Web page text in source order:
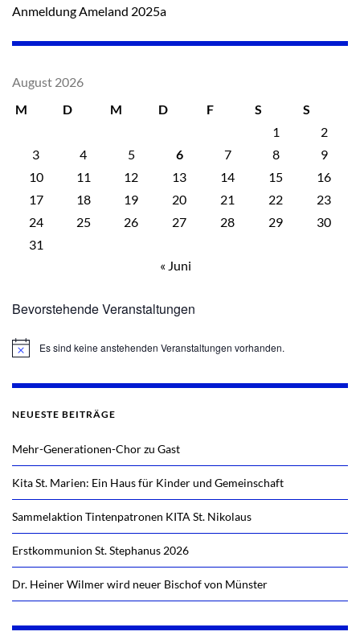
Anmeldung Ameland 2025a
August 2026
M
D M D F S
S
1
2
3
4 5 6 7 8
9
10
11 12 13 14 15
16
17
18 19 20 21 22
23
24
25 26 27 28 29
30
31
« Juni
Bevorstehende Veranstaltungen
HinweisEs sind keine anstehenden Veranstaltungen vorhanden.
NEUESTE BEITRÄGE
Mehr-Generationen-Chor zu Gast
Kita St. Marien: Ein Haus für Kinder und Gemeinschaft
Sammelaktion Tintenpatronen KITA St. Nikolaus
Erstkommunion St. Stephanus 2026
Dr. Heiner Wilmer wird neuer Bischof von Münster